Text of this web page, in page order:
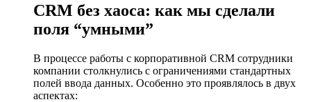
CRM без хаоса: как мы сделали
поля “умными”
В процессе работы с корпоративной CRM сотрудники
компании столкнулись с ограничениями стандартных
полей ввода данных. Особенно это проявлялось в двух
аспектах: